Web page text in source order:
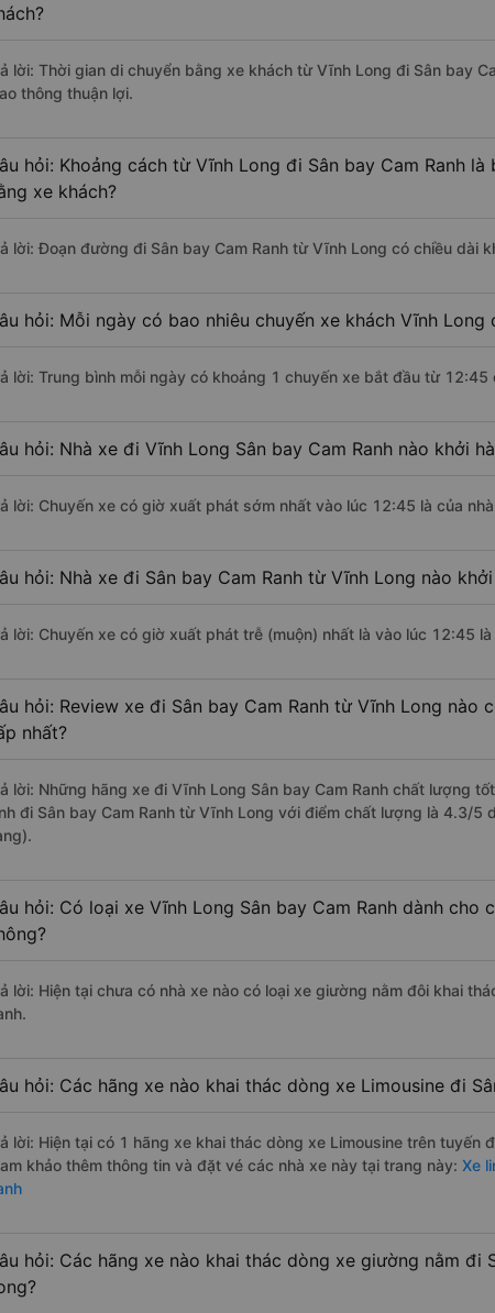
lời: Thời gian di chuyển bằng xe khách từ Vĩnh Long đi Sân bay
thông thuận lợi.
hỏi: Khoảng cách từ Vĩnh Long đi Sân bay Cam Ranh là
xe khách?
lời: Đoạn đường đi Sân bay Cam Ranh từ Vĩnh Long có chiều dài
hỏi: Mỗi ngày có bao nhiêu chuyến xe khách Vĩnh Long
lời: Trung bình mỗi ngày có khoảng 1 chuyến xe bắt đầu từ 12:45
hỏi: Nhà xe đi Vĩnh Long Sân bay Cam Ranh nào khởi
lời: Chuyến xe có giờ xuất phát sớm nhất vào lúc 12:45 là của
hỏi: Nhà xe đi Sân bay Cam Ranh từ Vĩnh Long nào
lời: Chuyến xe có giờ xuất phát trễ (muộn) nhất là vào lúc 12:45 là
hỏi: Review xe đi Sân bay Cam Ranh từ Vĩnh Long nào
nhất?
lời: Những hãng xe đi Vĩnh Long Sân bay Cam Ranh chất lượng
đi Sân bay Cam Ranh từ Vĩnh Long với điểm chất lượng là 4.3/5
hỏi: Có loại xe Vĩnh Long Sân bay Cam Ranh dành cho
lời: Hiện tại chưa có nhà xe nào có loại xe giường nằm đôi khai
hỏi: Các hãng xe nào khai thác dòng xe Limousine đi
lời: Hiện tại có 1 hãng xe khai thác dòng xe Limousine trên tuyến
khảo thêm thông tin và đặt vé các nhà xe này tại trang này: Xe
hỏi: Các hãng xe nào khai thác dòng xe giường nằm đi